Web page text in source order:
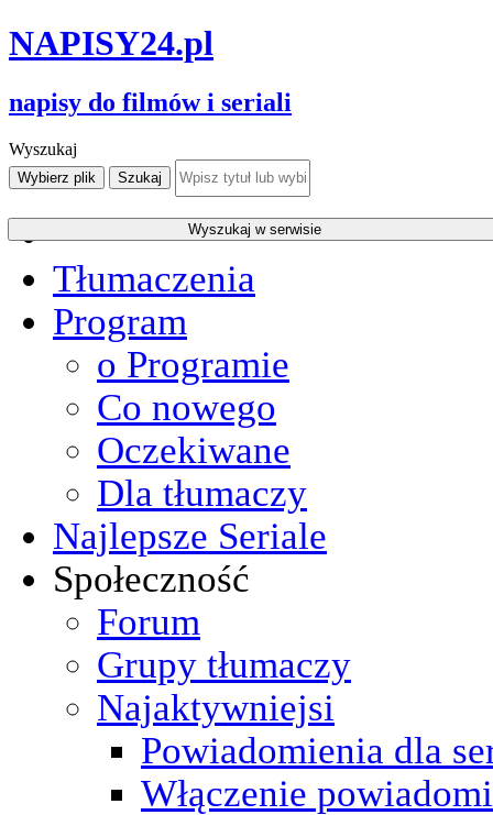
NAPISY24.pl
napisy do filmów i seriali
Wyszukaj
Tłumaczenia
Program
o Programie
Co nowego
Oczekiwane
Dla tłumaczy
Najlepsze Seriale
Społeczność
Forum
Grupy tłumaczy
Najaktywniejsi
Powiadomienia dla
Włączenie